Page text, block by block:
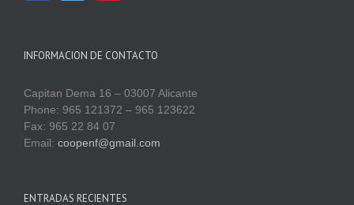
INFORMACION DE CONTACTO
Capitan Dema 16 – 03007 Alicante
Phone: 965 121372 – 965 123622
Fax: 965 22 84 07
Email: coopenf@gmail.com
ENTRADAS RECIENTES